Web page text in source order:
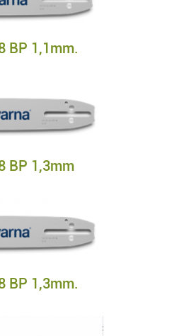
BP 1,1mm.
BP 1,3mm
BP 1,3mm.